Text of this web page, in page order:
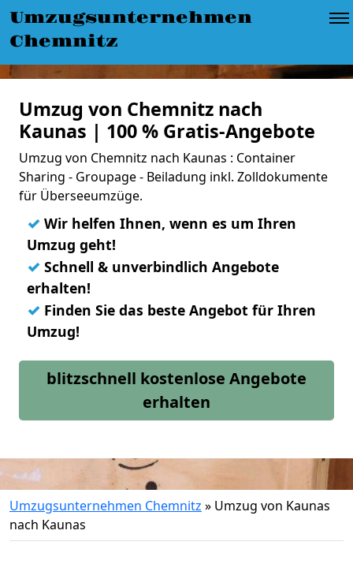
Umzugsunternehmen
Chemnitz
Umzug von Chemnitz nach
Kaunas | 100 % Gratis-Angebote
Umzug von Chemnitz nach Kaunas : Container
Sharing - Groupage - Beiladung inkl. Zolldokumente
für Überseeumzüge.
✓ Wir helfen Ihnen, wenn es um Ihren
Umzug geht!
✓ Schnell & unverbindlich Angebote
erhalten!
✓ Finden Sie das beste Angebot für Ihren
Umzug!
blitzschnell kostenlose Angebote
erhalten
Umzugsunternehmen Chemnitz » Umzug von Kaunas
nach Kaunas